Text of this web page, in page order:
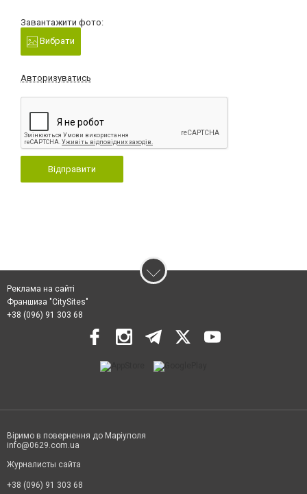
Завантажити фото:
Вибрати
Авторизуватись
Відправити
Реклама на сайті
Франшиза "CitySites"
+38 (096) 91 303 68
Віримо в повернення до Маріуполя
info@0629.com.ua
Журналисты сайта
+38 (096) 91 303 68